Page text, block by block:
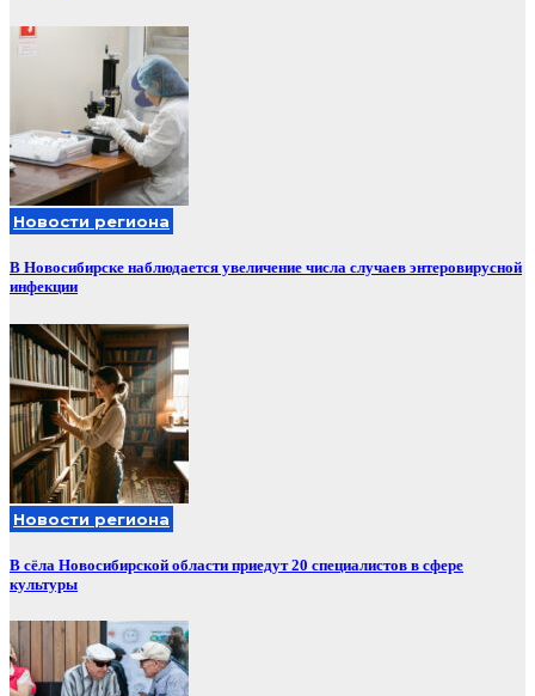
Новости региона
В Новосибирске наблюдается увеличение числа случаев энтеровирусной
инфекции
Новости региона
В сёла Новосибирской области приедут 20 специалистов в сфере
культуры